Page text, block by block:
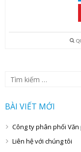
Tìm
kiếm
BÀI VIẾT MỚI
Công ty phân phối Văn
Liên hệ với chúng tôi